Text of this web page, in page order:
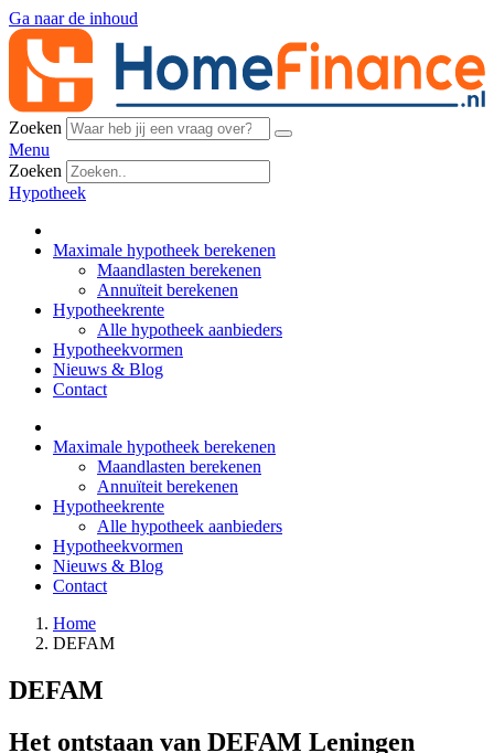
Ga naar de inhoud
Zoeken
Menu
Zoeken
Hypotheek
Maximale hypotheek berekenen
Maandlasten berekenen
Annuïteit berekenen
Hypotheekrente
Alle hypotheek aanbieders
Hypotheekvormen
Nieuws & Blog
Contact
Maximale hypotheek berekenen
Maandlasten berekenen
Annuïteit berekenen
Hypotheekrente
Alle hypotheek aanbieders
Hypotheekvormen
Nieuws & Blog
Contact
Home
DEFAM
DEFAM
Het ontstaan van DEFAM Leningen